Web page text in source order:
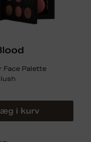
Face Palette
i kurv